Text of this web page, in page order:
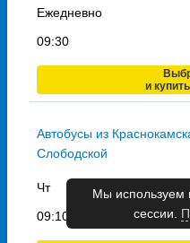
Ежедневно
09:30
и
Автобусы из
Слободской
Чт
09:10
Мы используем
сессии.